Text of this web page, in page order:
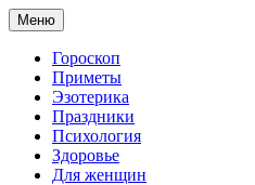
Меню
Гороскоп
Приметы
Эзотерика
Праздники
Психология
Здоровье
Для женщин